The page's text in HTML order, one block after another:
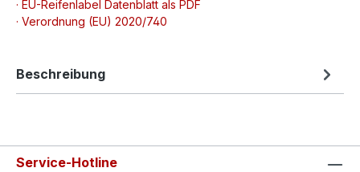
· EU-Reifenlabel Datenblatt als PDF
· Verordnung (EU) 2020/740
Beschreibung
Service-Hotline